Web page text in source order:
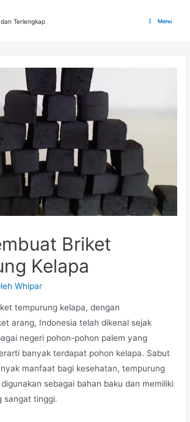
Terlengkap Menu
Briket
Kelapa
Whipar
tempurung kelapa, dengan
arang, Indonesia telah dikenal sejak
negeri pohon-pohon palem yang
banyak terdapat pohon kelapa. Sabut
manfaat bagi kesehatan, tempurung
sebagai bahan baku dan memiliki
sangat tinggi.